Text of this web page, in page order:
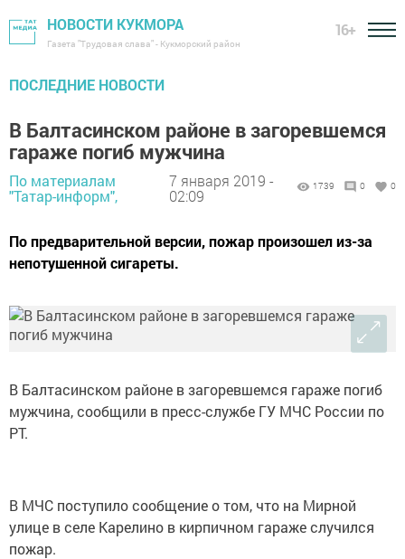
НОВОСТИ КУКМОРА
Газета "Трудовая слава" - Кукморский район
16+
ПОСЛЕДНИЕ НОВОСТИ
В Балтасинском районе в загоревшемся
гараже погиб мужчина
По материалам
"Татар-информ",
7 января 2019 -
02:09
1739 0 0
По предварительной версии, пожар произошел из-за
непотушенной сигареты.
В Балтасинском районе в загоревшемся гараже погиб
мужчина, сообщили в пресс-службе ГУ МЧС России по
РТ.
В МЧС поступило сообщение о том, что на Мирной
улице в селе Карелино в кирпичном гараже случился
пожар.